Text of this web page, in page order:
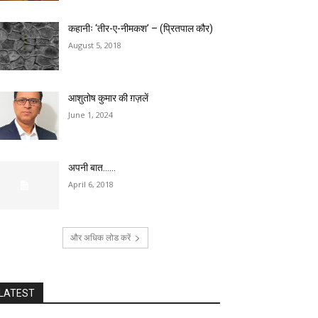
कहानीः ‘तीर-ए-नीमकश’ – (प्रितपाल कौर)
August 5, 2018
आशुतोष कुमार की ग़ज़लें
June 1, 2024
अपनी बात……
April 6, 2018
और अधिक लोड करें